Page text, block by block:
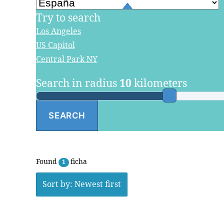
Try to search
Los Angeles
US Capitol
Central Park NY
Search in radius 10 kilometers
Found 1 ficha
Sort by: Newest first